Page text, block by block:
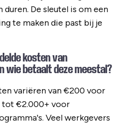
duren. De sleutel is om een
te maken die past bij je
kosten van
wie betaalt deze meestal?
variëren van €200 voor
€2.000+ voor
Veel werkgevers